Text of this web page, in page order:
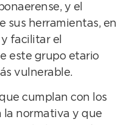
y el
sus herramientas, en
facilitar el
este grupo etario
vulnerable.
cumplan con los
la normativa y que